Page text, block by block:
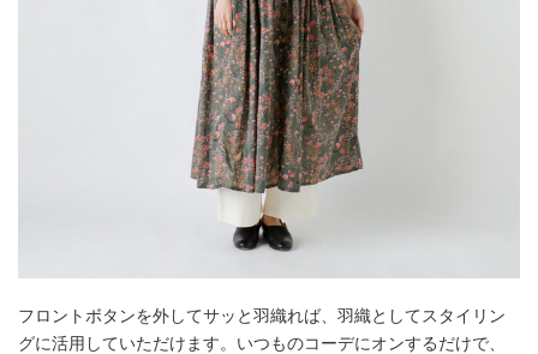
フロントボタンを外してサッと羽織れば、羽織としてスタイリン
グに活用していただけます。いつものコーデにオンするだけで、